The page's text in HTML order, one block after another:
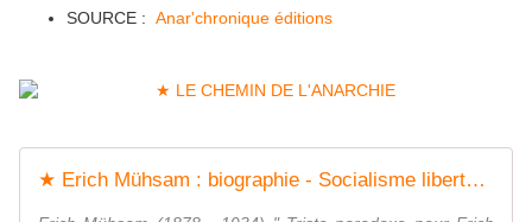
SOURCE : Anar'chronique éditions
★ Erich Mühsam : biographie - Socialisme libertaire